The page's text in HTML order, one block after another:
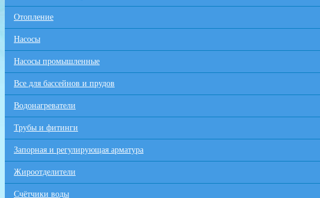
Отопление
Насосы
Насосы промышленные
Все для бaссейнов и прудов
Водонагреватели
Трубы и фитинги
Запорная и регулирующая арматура
Жироотделители
Счётчики воды